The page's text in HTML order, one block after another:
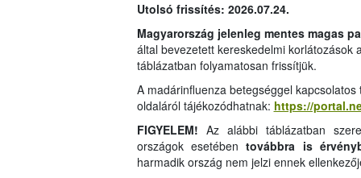
Utolsó frissítés: 2026.07.24.
Magyarország jelenleg mentes magas
által bevezetett kereskedelmi korlátozások
táblázatban folyamatosan frissítjük.
A madárinfluenza betegséggel
oldaláról tájékozódhatnak: https://
FIGYELEM! Az alábbi táblázatban
országok esetébentovábbra is
harmadik ország nem jelzi ennek